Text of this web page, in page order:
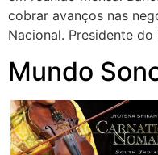
cobrar avanços nas
Nacional. Presidente
Mundo